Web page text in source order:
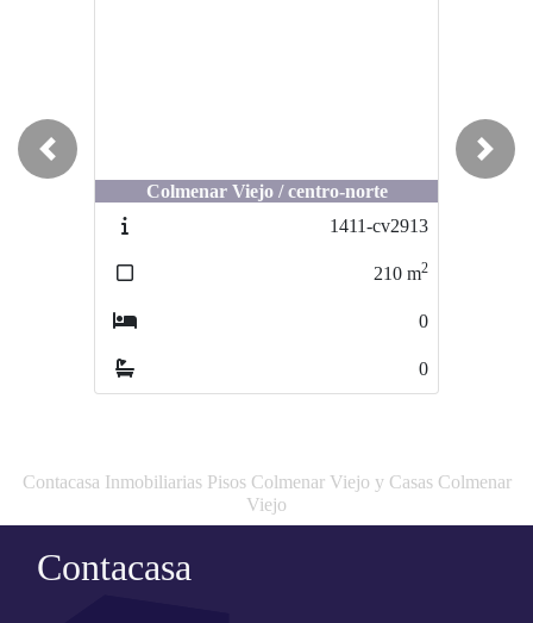
Colmenar Viejo / centro-norte
1411-cv2913
210m 2
Talamanca de Jarama / SU
Previous Next
Contacasa Inmobiliarias Pisos Colmenar Viejo y Casas Colmenar
Viejo
Contacasa